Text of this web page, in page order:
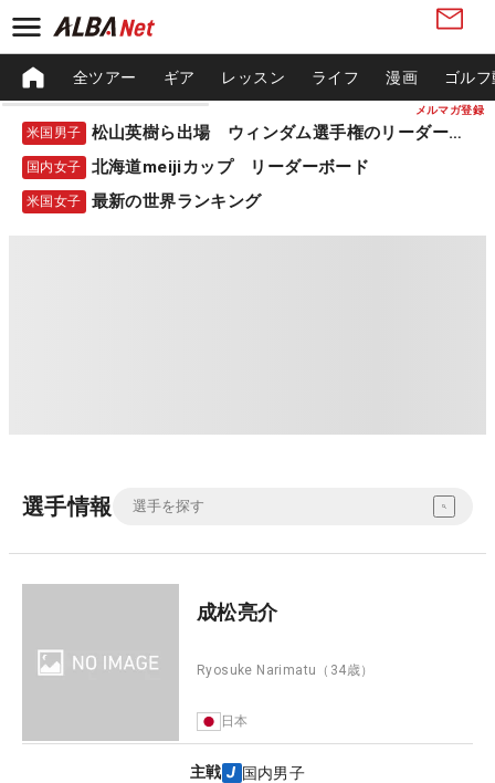
メルマガ登録
全ツアー ギア レッスン ライフ 漫画 ゴル
米国男子 松山英樹ら出場 ウィンダム選手権のリーダーボード
国内女子 北海道meijiカップ リーダーボード
米国女子 最新の世界ランキング
選手情報
成松亮介
Ryosuke Narimatu （34歳）
日本
主戦 国内男子